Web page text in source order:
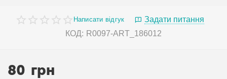
Написати відгук
Задати питання
КОД: R0097-ART_186012
80 грн